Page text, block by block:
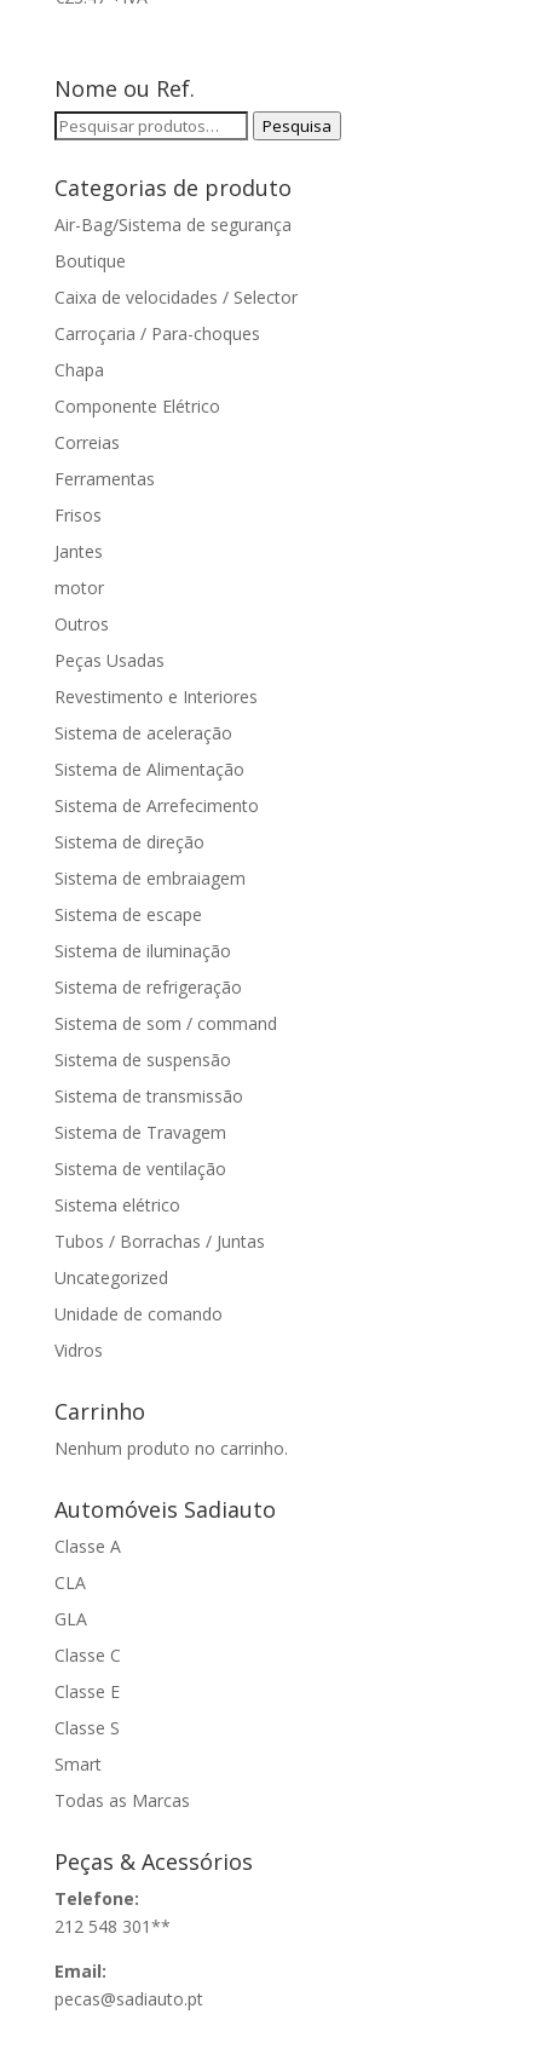
Nome ou Ref.
Pesquisar
Pesquisa
Categorias de produto
Air-Bag/Sistema de segurança
Boutique
Caixa de velocidades / Selector
Carroçaria / Para-choques
Chapa
Componente Elétrico
Correias
Ferramentas
Frisos
Jantes
motor
Outros
Peças Usadas
Revestimento e Interiores
Sistema de aceleração
Sistema de Alimentação
Sistema de Arrefecimento
Sistema de direção
Sistema de embraiagem
Sistema de escape
Sistema de iluminação
Sistema de refrigeração
Sistema de som / command
Sistema de suspensão
Sistema de transmissão
Sistema de Travagem
Sistema de ventilação
Sistema elétrico
Tubos / Borrachas / Juntas
Uncategorized
Unidade de comando
Vidros
Carrinho
Nenhum produto no carrinho.
Automóveis Sadiauto
Classe A
CLA
GLA
Classe C
Classe E
Classe S
Smart
Todas as Marcas
Peças & Acessórios
Telefone:
212 548 301**
Email:
pecas@sadiauto.pt